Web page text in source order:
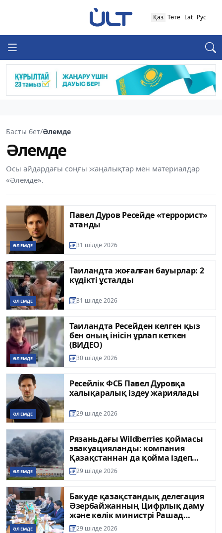
Қаз Төте Lat Рус
Басты бет/Әлемде
Әлемде
Осы айдардағы соңғы жаңалықтар мен материалдар
«Әлемде».
ӘЛЕМДЕ
Павел Дуров Ресейде «террорист»
атанды
31 шілде 2026
ӘЛЕМДЕ
Таиландта жоғалған бауырлар: 2
күдікті ұсталды
31 шілде 2026
ӘЛЕМДЕ
Таиландта Ресейден келген қыз
бен оның інісін ұрлап кеткен
(ВИДЕО)
30 шілде 2026
ӘЛЕМДЕ
Ресейлік ФСБ Павел Дуровқа
халықаралық іздеу жариялады
29 шілде 2026
ӘЛЕМДЕ
Рязаньдағы Wildberries қоймасы
эвакуацияланды: компания
Қазақстаннан да қойма іздеп
жатыр
29 шілде 2026
ӘЛЕМДЕ
Бакуде қазақстандық делегация
Әзербайжанның Цифрлық даму
және көлік министрі Рашад
Нәбиевпен кездесті
29 шілде 2026